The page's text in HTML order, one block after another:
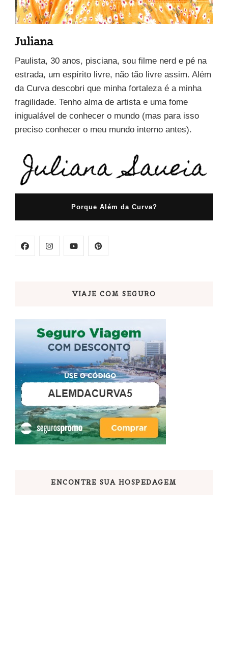
Juliana
Paulista, 30 anos, pisciana, sou filme nerd e pé na
estrada, um espírito livre, não tão livre assim. Além
da Curva descobri que minha fortaleza é a minha
fragilidade. Tenho alma de artista e uma fome
inigualável de conhecer o mundo (mas para isso
preciso conhecer o meu mundo interno antes).
Porque Além da Curva?
VIAJE COM SEGURO
ENCONTRE SUA HOSPEDAGEM